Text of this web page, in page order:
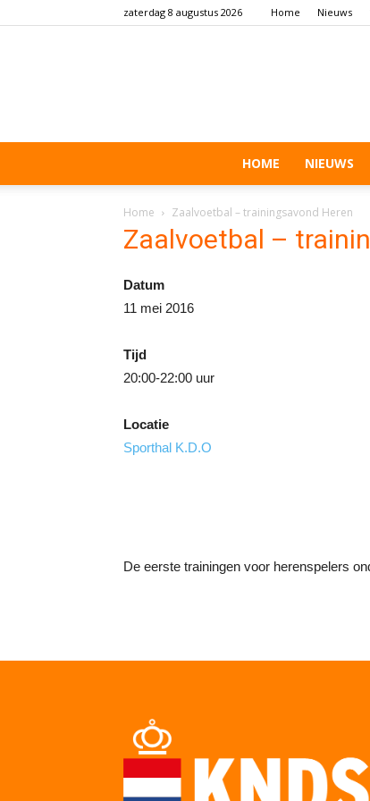
zaterdag 8 augustus 2026 Home Nieuws
HOME NIEUWS
Home Zaalvoetbal – trainingsavond Heren
Zaalvoetbal –
Datum
11 mei 2016
Tijd
20:00-22:00 uur
Locatie
Sporthal K.D.O
De eerste trainingen voor herenspelers